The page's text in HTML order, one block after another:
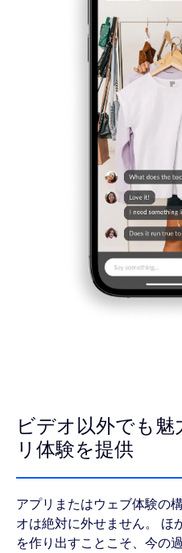
ビデオ以外でも
リ体験を提供
アプリまたはウェブ体験の
オは絶対に外せません。 ほ
を作り出すことこそ、今の